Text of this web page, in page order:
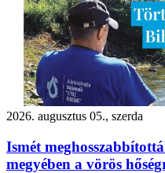
2026. augusztus 05., szerda
Ismét
megyében a vörös